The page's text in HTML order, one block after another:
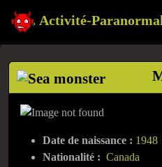
Activité-
Date de naissance : 1948
Nationalité : Canada